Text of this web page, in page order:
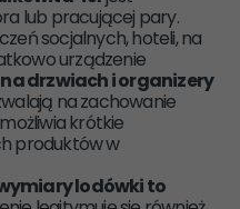
lub pracującej pary.
socjalnych, hoteli, na
urządzenie
drzwiach i organizery
na zachowanie
krótkie
produktów w
lodówki to